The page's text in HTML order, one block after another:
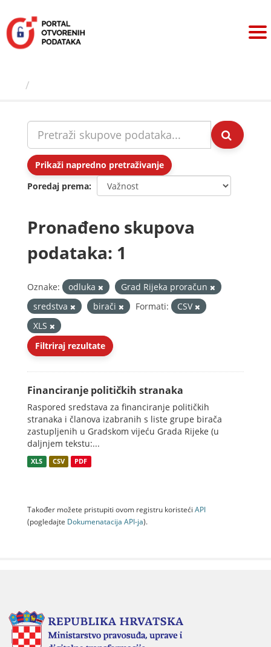
sadržaj
Prikaži napredno pretraživanje
Poredaj prema
Pronađeno skupova
podataka: 1
Oznake: odluka
Grad Rijeka proračun
sredstva
birači Formati:
CSV
XLS
Filtriraj rezultate
Financiranje političkih stranaka
Raspored sredstava za financiranje političkih
stranaka i članova izabranih s liste grupe birača
zastupljenih u Gradskom vijeću Grada Rijeke (u
daljnjem tekstu:...
XLS CSV PDF
Također možete pristupiti ovom registru koristeći API
(pogledajte Dokumenаtаcijа API-jа).